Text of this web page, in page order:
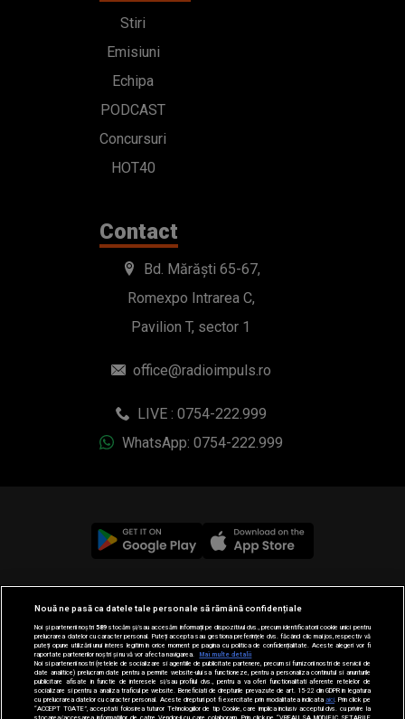
Stiri
Emisiuni
Echipa
PODCAST
Concursuri
HOT40
Contact
Bd. Mărăști 65-67,
Romexpo Intrarea C,
Pavilion T, sector 1
office@radioimpuls.ro
LIVE : 0754-222.999
WhatsApp: 0754-222.999
© 2019-2026 DOGAN MEDIA INTERNATIONAL SA, Toate
drepturile rezervate.
Nouă ne pasă ca datele tale personale să rămână confidențiale
Noi și partenerii noștri589stocăm și/sau accesăm informații pe dispozitivul dvs., precum identificatorii cookie unici pentru
prelucrarea datelor cu caracter personal. Puteți accepta sau gestiona preferințele dvs. făcând clic mai jos, respectiv vă
puteți opune utilizării unui interes legitim în orice moment pe pagina cu politica de confidențialitate. Aceste alegeri vor fi
raportate partenerilor noștri și nu vă vor afecta navigarea.
Mai multe detalii
Noi si partenerii nostri (retelele de socializare si agentiile de publicitate partenere, precum si furnizorii nostri de servicii de
date analitice) prelucram date pentru a permite website-ului sa functioneze, pentru a personaliza continutul si anunturile
publicitare afisate in functie de interesele si/sau profilul dvs., pentru a va oferi functionalitati aferente retelelor de
socializare si pentru a analiza traficul pe website. Beneficiati de drepturile prevazute de art. 15-22 din GDPR in legatura
cu prelucrarea datelor cu caracter personal. Aceste drepturi pot fi exercitate prin modalitatea indicataaici . Prin click pe
“ACCEPT TOATE”, acceptati folosirea tuturor Tehnologiilor de tip Cookie, care implica inclusiv acceptul dvs. cu privire la
stocarea/accesarea informatiilor de catre Vendor-ii cu care colaboram. Prin click pe “VREAU SA MODIFIC SETARILE